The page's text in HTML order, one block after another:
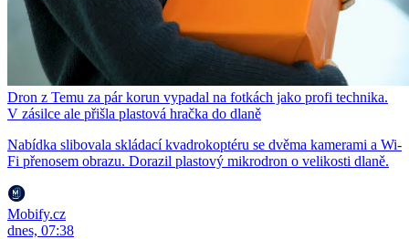
Dron z Temu za pár korun vypadal na fotkách jako profi technika.
V zásilce ale přišla plastová hračka do dlaně
Nabídka slibovala skládací kvadrokoptéru se dvěma kamerami a Wi-
Fi přenosem obrazu. Dorazil plastový mikrodron o velikosti dlaně.
Mobify.cz
dnes, 07:38